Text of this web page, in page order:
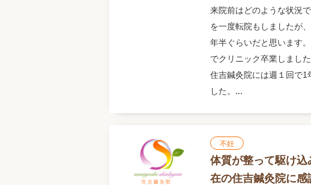
来院前はどのような状況
を一度転院もしましたが
年半ぐらいだと思います
でクリニック卒業しました
住吉鍼灸院には週１回で1
した。...
不妊
体質が整って駆け
在の住吉鍼灸院に感